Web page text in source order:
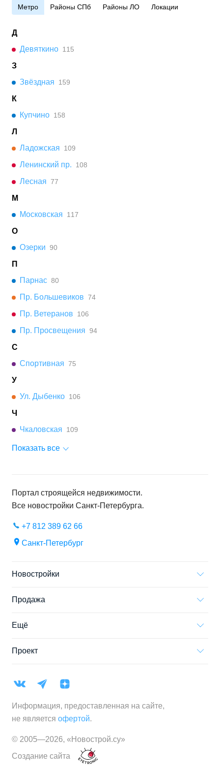
Метро Районы СПб Районы ЛО Локации
Д
Девяткино 115
З
Звёздная
159
К
Купчино 158
Л
Ладожская
109
Ленинский пр. 108
Лесная 77
М
Московская
117
О
Озерки 90
П
Парнас 80
Пр. Большевиков 74
Пр. Ветеранов 106
Пр. Просвещения 94
С
Спортивная 75
У
Ул. Дыбенко 106
Ч
Чкаловская
109
Показать все
Портал строящейся недвижимости.
Все новостройки Санкт-Петербурга.
+7 812 389 62 66
Санкт-Петербург
Новостройки
Продажа
Ещё
Проект
Информация, предоставленная на сайте,
не является офертой.
© 2005—2026, «Новострой.су»
Создание сайта